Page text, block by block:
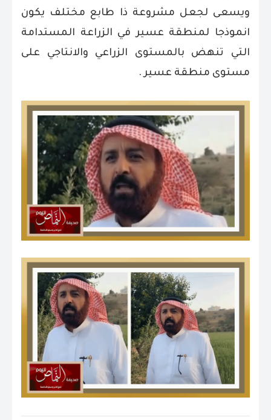
ويسعى لجعل مشروعة ذا طابع مختلف يكون
انموذجا لمنطقة عسير في الزراعة المستدامة
التي تنهض بالمستوى الزراعي والانتاجي على
مستوى منطقة عسير .